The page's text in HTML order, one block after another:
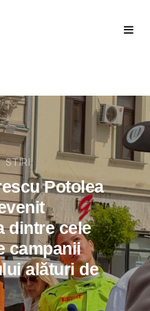
STIRI
Potolea
dintre cele
campanii
alături de